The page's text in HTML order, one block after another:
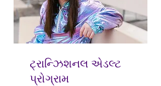
ટ્રાન્ઝિશનલ એડલ્ટ
પ્રોગ્રામ